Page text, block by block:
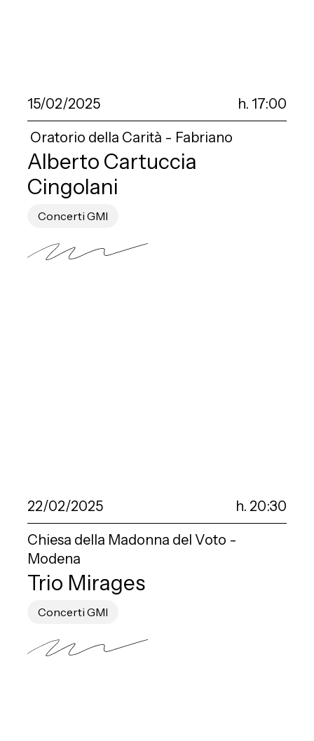
15/02/2025
h. 17:00
Oratorio della Carità - Fabriano
Alberto Cartuccia
Cingolani
Concerti GMI
22/02/2025
h. 20:30
Chiesa della Madonna del Voto -
Modena
Trio Mirages
Concerti GMI